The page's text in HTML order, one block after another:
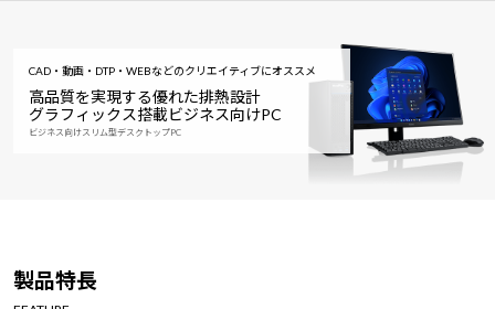
サーバー
ワークステーション
MousePro
iiyama
学習向けパソコン
スペック/パーツ別
おすすめ目玉パソコン
今イチオシのパソコンをピ
Windows 11|Copilot+ PC
CAD・動画・DTP・WEBなどのクリエイティブにオススメ
高品質を実現する優れた排熱設計
グラフィックス搭載ビジネス向けPC
ビジネス向けスリム型デスクトップPC
製品特長